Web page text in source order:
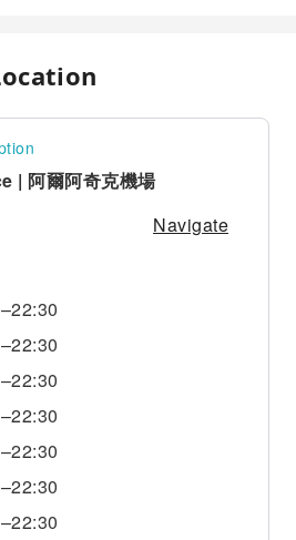
| 阿爾阿奇克機場
Navigate